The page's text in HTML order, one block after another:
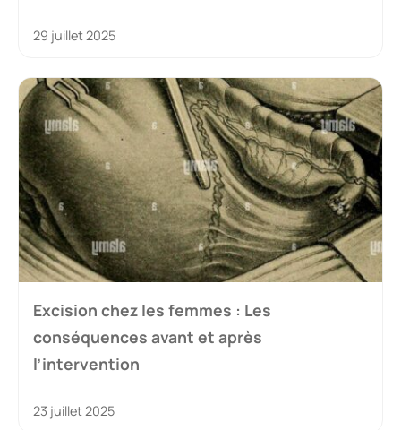
29 juillet 2025
Excision chez les femmes : Les
conséquences avant et après
l’intervention
23 juillet 2025